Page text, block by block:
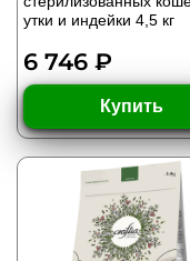
утки и индейки 4,5 кг
6 746 ₽
Купить